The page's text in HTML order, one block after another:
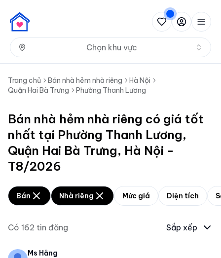
Chọn khu vực
Trang chủ Bán nhà hẻm nhà riêng
Hà Nội
Quận Hai Bà Trưng
Phường Thanh Lương
Bán nhà hẻm nhà riêng có giá tốt
nhất tại Phường Thanh Lương,
Quận Hai Bà Trưng, Hà Nội -
T8/2026
Bán Nhà riêng Mức giá Diện tích
Có 162 tin đăng Sắp xếp
Ms Hằng